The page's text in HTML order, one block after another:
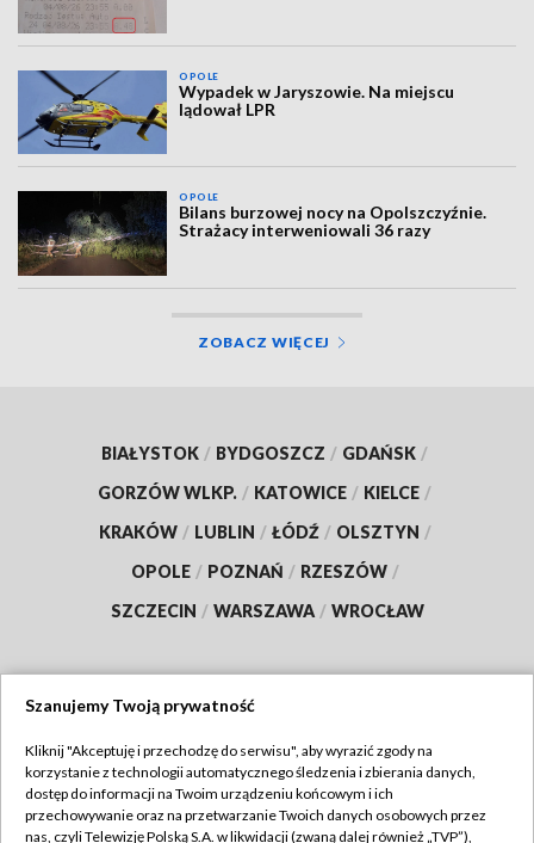
OPOLE
Wypadek w Jaryszowie. Na miejscu
lądował LPR
OPOLE
Bilans burzowej nocy na Opolszczyźnie.
Strażacy interweniowali 36 razy
ZOBACZ WIĘCEJ
BIAŁYSTOK / BYDGOSZCZ / GDAŃSK /
GORZÓW WLKP. / KATOWICE / KIELCE /
KRAKÓW / LUBLIN / ŁÓDŹ / OLSZTYN /
OPOLE / POZNAŃ / RZESZÓW /
SZCZECIN / WARSZAWA / WROCŁAW
TVP
Abonament TVP
Regulamin TVP
Szanujemy Twoją prywatność
Kliknij "Akceptuję i przechodzę do serwisu", aby wyrazić zgody na
korzystanie z technologii automatycznego śledzenia i zbierania danych,
dostęp do informacji na Twoim urządzeniu końcowym i ich
przechowywanie oraz na przetwarzanie Twoich danych osobowych przez
nas, czyli Telewizję Polską S.A. w likwidacji (zwaną dalej również „TVP”),